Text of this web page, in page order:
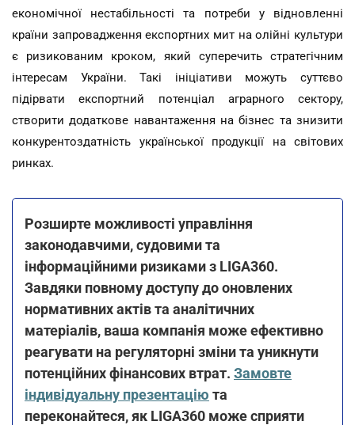
економічної нестабільності та потреби у відновленні
країни запровадження експортних мит на олійні культури
є ризикованим кроком, який суперечить стратегічним
інтересам України. Такі ініціативи можуть суттєво
підірвати експортний потенціал аграрного сектору,
створити додаткове навантаження на бізнес та знизити
конкурентоздатність української продукції на світових
ринках.
Розширте можливості управління
законодавчими, судовими та
інформаційними ризиками з LIGA360.
Завдяки повному доступу до оновлених
нормативних актів та аналітичних
матеріалів, ваша компанія може ефективно
реагувати на регуляторні зміни та уникнути
потенційних фінансових втрат. Замовте
індивідуальну презентацію та
переконайтеся, як LIGA360 може сприяти